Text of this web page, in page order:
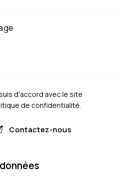
d'accord avec le site
de confidentialité.